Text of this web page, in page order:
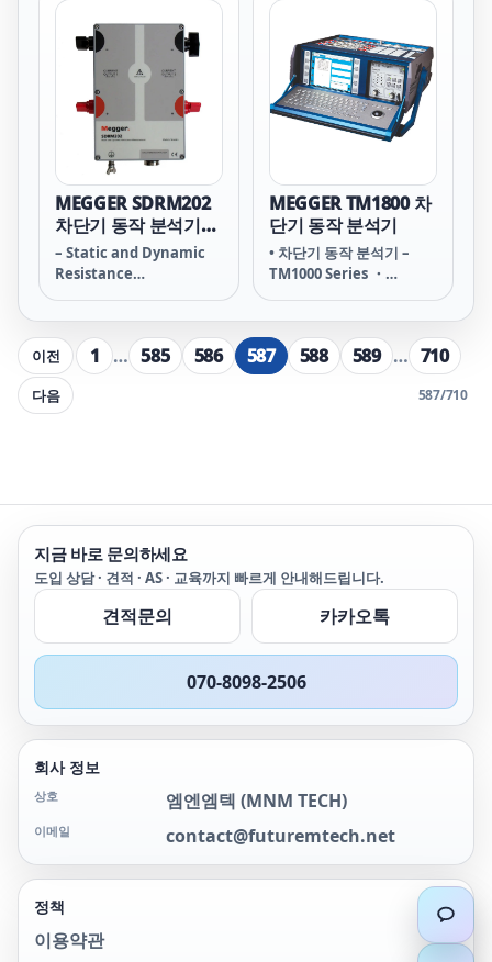
MEGGER SDRM202
차단기 동작 분석기
TM1000 시리즈 액세
서리
– Static and Dynamic
Resistance
MEGGER TM1800 차
단기 동작 분석기
• 차단기 동작 분석기 –
TM1000 Series ・
이전 1 … 585 586 587 588 589 … 710
다음 587/710
지금 바로 문의하세요
도입 상담 · 견적 · AS · 교육까지 빠르게 안내해드립니다.
견적문의 카카오톡
070-8098-2506
회사 정보
상호 엠엔엠텍 (MNM TECH)
이메일 contact@futuremtech.net
정책
이용약관